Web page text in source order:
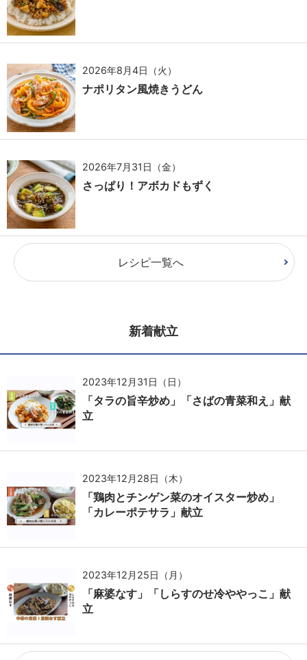
2026年8月4日（火）
ナポリタン風焼きうどん
2026年7月31日（金）
さっぱり！アボカドもずく
レシピ一覧へ
新着献立
2023年12月31日（日）
「タラの旨辛炒め」「さばの青菜和え」献
立
2023年12月28日（木）
「鶏肉とチンゲン菜のオイスター炒め」
「カレーポテサラ」献立
2023年12月25日（月）
「麻婆なす」「しらすのせ冷ややっこ」献
立